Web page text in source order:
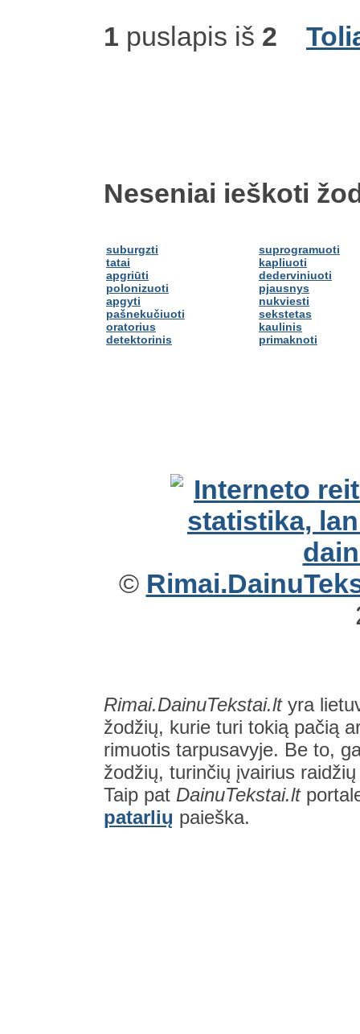
1 puslapis iš 2
Neseniai ieškoti
suburgzti
tatai
apgriūti
polonizuoti
apgyti
pašnekučiuoti
oratorius
detektorinis
suprogramuoti
kapliuoti
dederviniuoti
pjausnys
nukviesti
sekstetas
kaulinis
primaknoti
©
Rimai.DainuTekstai.ltyra
žodžių, kurie turi tokią pačią
rimuotis tarpusavyje. Be to,
žodžių, turinčių įvairius
Taip pat DainuTekstai.lt
patarlių paieška.